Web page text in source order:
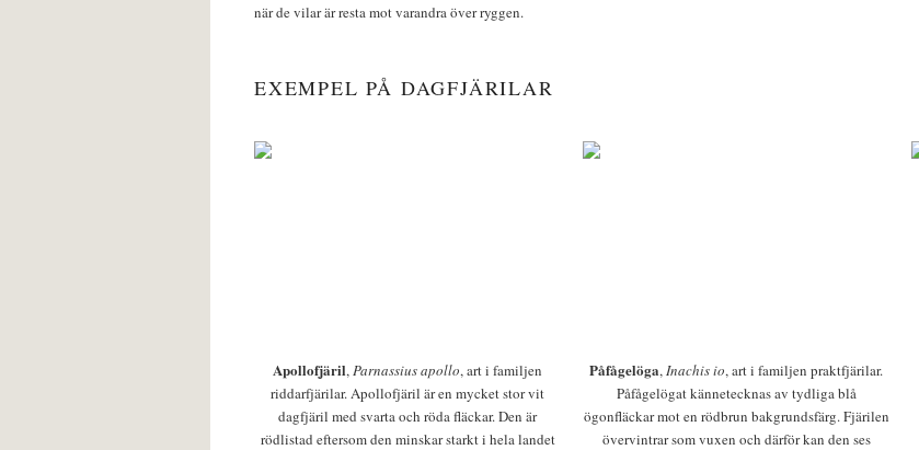
när de vilar är resta mot varandra över ryggen.
EXEMPEL PÅ DAGFJÄRILAR
Apollofjäril,Parnassius apollo, art i familjen
riddarfjärilar. Apollofjäril är en mycket stor vit
dagfjäril med svarta och röda fläckar. Den är
rödlistad eftersom den minskar starkt i hela landet
Påfågelöga,Inachis io, art i familjen praktfjärilar.
Påfågelögat kännetecknas av tydliga blå
ögonfläckar mot en rödbrun bakgrundsfärg. Fjärilen
övervintrar som vuxen och därför kan den ses